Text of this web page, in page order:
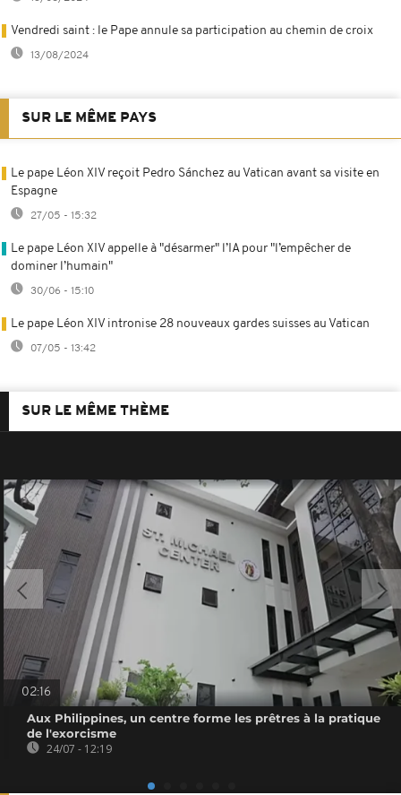
Vendredi saint : le Pape annule sa participation au chemin de croix
13/08/2024
SUR LE MÊME PAYS
Le pape Léon XIV reçoit Pedro Sánchez au Vatican avant sa visite en
Espagne
27/05 - 15:32
Le pape Léon XIV appelle à "désarmer" l’IA pour "l’empêcher de
dominer l’humain"
30/06 - 15:10
Le pape Léon XIV intronise 28 nouveaux gardes suisses au Vatican
07/05 - 13:42
SUR LE MÊME THÈME
02:16
Aux Philippines, un centre forme les prêtres à la pratique
de l'exorcisme
24/07 - 12:19